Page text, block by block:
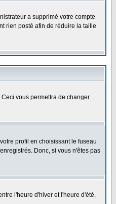
a supprimé votre compte
rien posté afin de réduire la taille
vous permettra de changer
profil en choisissant le fuseau
Donc, si vous n'êtes pas
l'heure d'hiver et l'heure d'été,